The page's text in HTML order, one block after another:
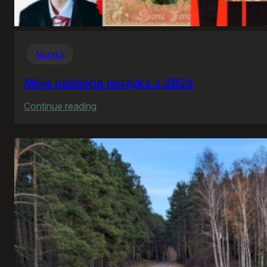
Muzyka
Moja ulubiona muzyka z 2024
Continue reading
ulubiona
muzyka
z
2024